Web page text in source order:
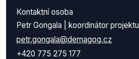
Kontaktní osoba
Petr Gongala | koordinátor projektu
petr.gongala@demagog.cz
+420 775 275 177